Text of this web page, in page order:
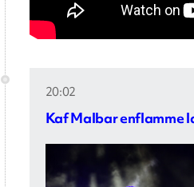
20:02
Kaf Malbar enflamme